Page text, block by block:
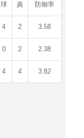
球 責 防御率
4 2 3.58
0 2 2.38
4 4 3.82